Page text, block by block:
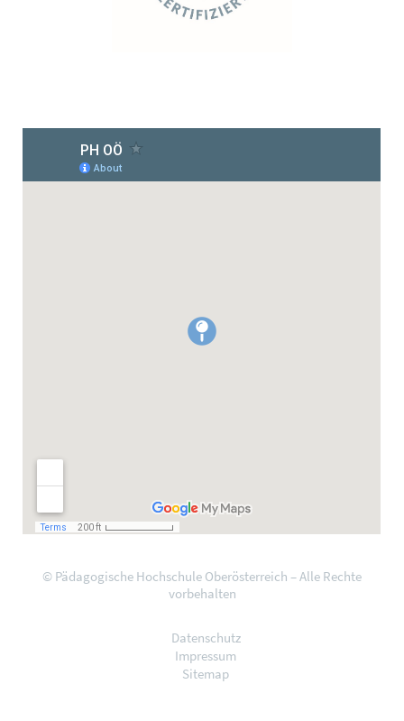
© Pädagogische Hochschule Oberösterreich – Alle Rechte
vorbehalten
Datenschutz
Impressum
Sitemap